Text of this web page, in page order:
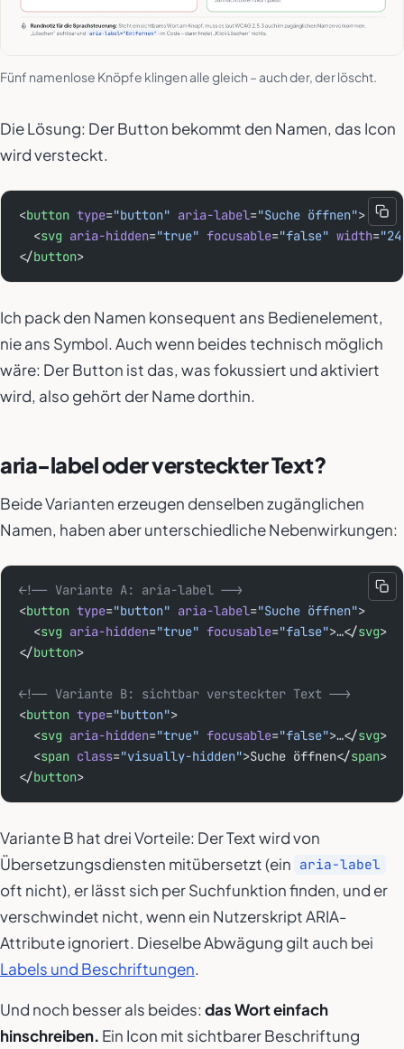
Fünf namenlose Knöpfe klingen alle gleich – auch der, der löscht.
Die Lösung: Der Button bekommt den Namen, das Icon
wird versteckt.
<button type="button" aria-label="Suche öffnen">
  <
svg aria-hidden="true" focusable="false" width=
</button>
Ich pack den Namen konsequent ans Bedienelement,
nie ans Symbol. Auch wenn beides technisch möglich
wäre: Der Button ist das, was fokussiert und aktiviert
wird, also gehört der Name dorthin.
aria-label oder versteckter Text?
Beide Varianten erzeugen denselben zugänglichen
Namen, haben aber unterschiedliche Nebenwirkungen:
<!-- Variante A: aria-label -->
<button type="button" aria-label="Suche öffnen">
  <
svg aria-hidden="true" focusable="false">…</svg>
</button>
<!-- Variante B: sichtbar versteckter Text -->
<button type="button">
  <
svg aria-hidden="true" focusable="false">…</svg>
  <
span class="visually-hidden">Suche öffnen</span>
</button>
Variante B hat drei Vorteile: Der Text wird von
Übersetzungsdiensten mitübersetzt (ein aria-label
oft nicht), er lässt sich per Suchfunktion finden, und er
verschwindet nicht, wenn ein Nutzerskript ARIA-
Attribute ignoriert. Dieselbe Abwägung gilt auch bei
Labels und Beschriftungen.
Und noch besser als beides:das Wort einfach
hinschreiben. Ein Icon mit sichtbarer Beschriftung